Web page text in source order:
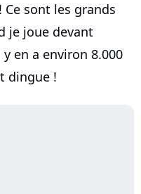
Ce sont les grands
je joue devant
en a environ 8.000
dingue !